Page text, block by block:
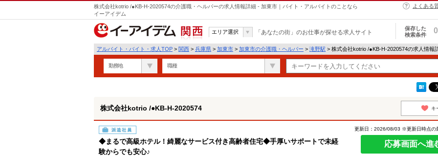
株式会社kotrio /●KB-H-2020574の介護職・ヘルパーの求人情報詳細 - 加東市｜バイト・アルバイトのことなら
イーアイデム
よくある
関西
エリア選択 「あなたの街」のお仕事が探せる求人サイト
保存した
検索条件
0
アルバイト・バイト・求人TOP > 関西 > 兵庫県 > 加東市 > 加東市の介護職・ヘルパー > 滝野駅 > 株式会社kotrio /●KB-H-2020574の求人情報
勤務地 職種
株式会社kotrio /●KB-H-2020574 キ
派遣社員
◆まるで高級ホテル！綺麗なサービス付き高齢者住宅◆手厚いサポートで未経
験からでも安心♪
更新日：2026/08/03 ※更新日時点の
応募画面へ進